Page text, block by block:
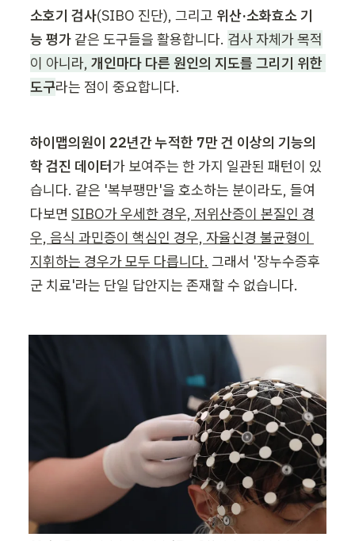
소호기 검사(SIBO 진단), 그리고 위산·소화효소 기
능 평가 같은 도구들을 활용합니다. 검사 자체가 목적
이 아니라, 개인마다 다른 원인의 지도를 그리기 위한
도구라는 점이 중요합니다.
하이맵의원이 22년간 누적한 7만 건 이상의 기능의
학 검진 데이터가 보여주는 한 가지 일관된 패턴이 있
습니다. 같은 '복부팽만'을 호소하는 분이라도, 들여
다보면 SIBO가 우세한 경우, 저위산증이 본질인 경
우, 음식 과민증이 핵심인 경우, 자율신경 불균형이
지휘하는 경우가 모두 다릅니다. 그래서 '장누수증후
군 치료'라는 단일 답안지는 존재할 수 없습니다.